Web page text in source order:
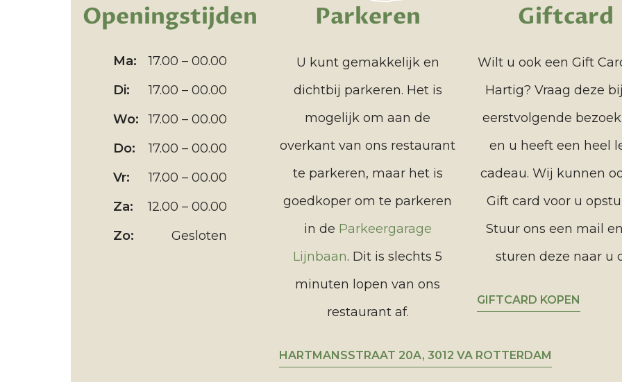
Openingstijden
Ma:
17.00 – 00.00
Di:
17.00 – 00.00
Wo:
17.00 – 00.00
Do:
17.00 – 00.00
Vr:
17.00 – 00.00
Za:
12.00 – 00.00
Zo:
Gesloten
Parkeren
U kunt gemakkelijk en
dichtbij parkeren. Het is
mogelijk om aan de
overkant van ons restaurant
te parkeren, maar het is
goedkoper om te parkeren
in de Parkeergarage
Lijnbaan. Dit is slechts 5
minuten lopen van ons
restaurant af.
HARTMANSSTRAAT 20A, 3012 VA ROTTERDAM
Giftcard
Wilt u ook een Gift
Hartig? Vraag deze
eerstvolgende
en u heeft een heel
cadeau. Wij kunnen
Gift card voor u
Stuur ons een mail
sturen deze naar u
GIFTCARD KOPEN